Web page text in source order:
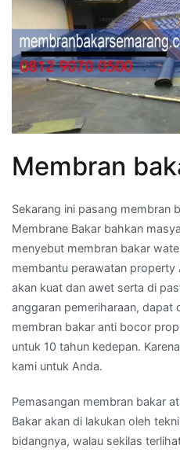
Membran
Sekarang ini pasang membran
Membrane Bakar bahkan
menyebut membran bakar
membantu perawatan property
akan kuat dan awet serta di
anggaran pemeriharaan, dapat
membran bakar anti bocor
untuk 10 tahun kedepan.
kami untuk Anda.
Pemasangan membran bakar
Bakar akan di lakukan oleh
bidangnya, walau sekilas